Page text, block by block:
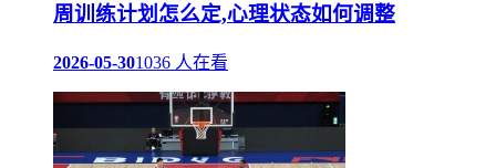
周训练计划怎么定,心理状态如何调整
2026-05-301036 人在看